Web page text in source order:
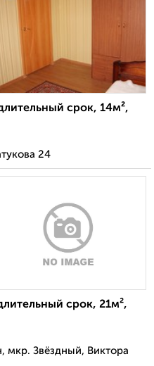
срок, 14м²,
24
срок, 21м²,
мкр. Звёздный, Виктора